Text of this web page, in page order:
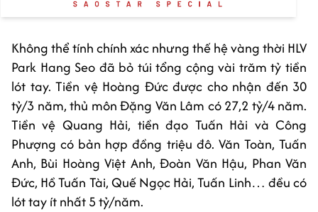
Không thể tính chính xác nhưng thế hệ vàng thời HLV
Park Hang Seo đã bỏ túi tổng cộng vài trăm tỷ tiền
lót tay. Tiền vệ Hoàng Đức được cho nhận đến 30
tỷ/3 năm, thủ môn Đặng Văn Lâm có 27,2 tỷ/4 năm.
Tiền vệ Quang Hải, tiền đạo Tuấn Hải và Công
Phượng có bản hợp đồng triệu đô. Văn Toàn, Tuấn
Anh, Bùi Hoàng Việt Anh, Đoàn Văn Hậu, Phan Văn
Đức, Hồ Tuấn Tài, Quế Ngọc Hải, Tuấn Linh… đều có
lót tay ít nhất 5 tỷ/năm.